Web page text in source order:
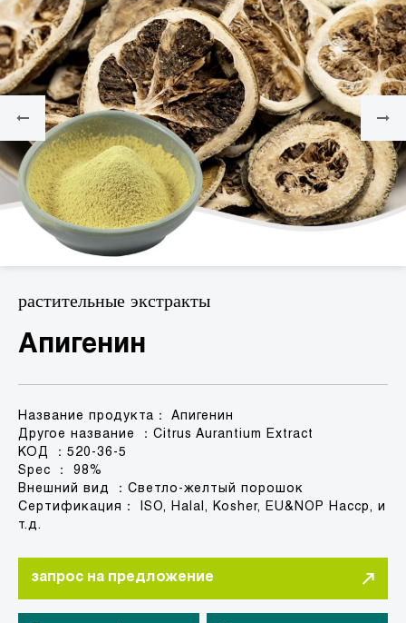
растительные экстракты
Апигенин
Название продукта： Апигенин
Другое название ：Citrus Aurantium Extract
КОД ：520-36-5
Spec ： 98%
Внешний вид ：Светло-желтый порошок
Сертификация： ISO, Halal, Kosher, EU&NOP Haccp, и
т.д.
запрос на предложение